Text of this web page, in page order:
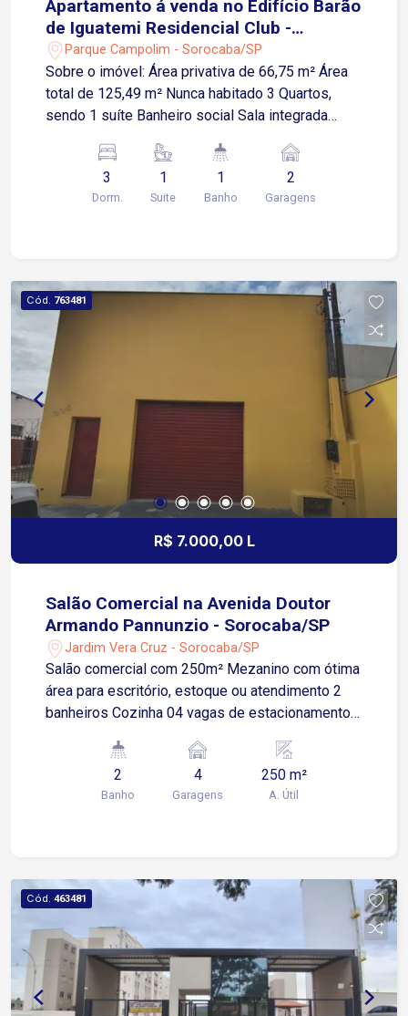
Apartamento á venda no Edifício Barão
de Iguatemi Residencial Club -
Sorocaba/SP
Parque Campolim - Sorocaba/SP
Sobre o imóvel: Área privativa de 66,75 m² Área
total de 125,49 m² Nunca habitado 3 Quartos,
sendo 1 suíte Banheiro social Sala integrada
gourmet Garagem: 2 vagas cobertas, demarcadas
e independentes Vagas grandes, localizadas
lado a lado Condomínio oferece: Portaria e
completa Ideal para quem busca um imóvel
moderno, nunca habitado e com excelente
infraestrutura de lazer e convivência. Agende sua
visita!
3
Dorm.
1
Suite
1
Banho
2
Garagens
Cód. 763481
R$ 7.000,00 L
Salão Comercial na Avenida Doutor
Armando Pannunzio - Sorocaba/SP
Jardim Vera Cruz - Sorocaba/SP
Salão comercial com 250m² Mezanino com ótima
área para escritório, estoque ou atendimento 2
banheiros Cozinha 04 vagas de estacionamento
visibilidade para exposição da marca Localização
privilegiada na Avenida Doutor Armando
Pannunzio A menos de 200 metros das Avenidas
Avenida Doutor Afonso Vergueiro Ideal para lojas,
escritórios, clínicas, academias, assistência
técnica, showroom, distribuidoras e diversos
tipos de negócio
2
Banho
4
Garagens
250 m²
A. Útil
Cód. 463481